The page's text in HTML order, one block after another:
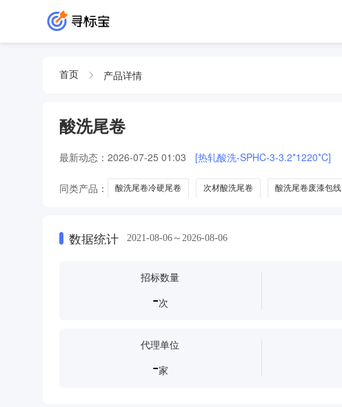
首页 产品详情
酸洗尾卷
最新动态： 2026-07-25 01:03 [热轧酸洗-SPHC-3-3.2*1220*C]
同类产品： 酸洗尾卷冷硬尾卷 次材酸洗尾卷 酸洗尾卷废漆包线
数据统计 2021-08-06～2026-08-06
招标数量
-次
代理单位
-家